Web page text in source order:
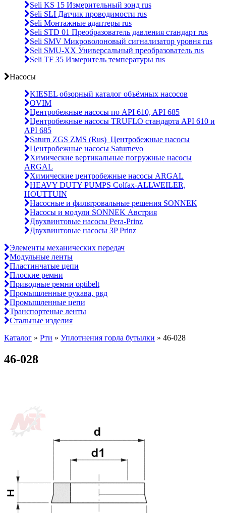
Seli KS 15 Измерительный зонд rus
Seli SLI Датчик проводимости rus
Seli Монтажные адаптеры rus
Seli STD 01 Преобразователь давления стандарт rus
Seli SMV Микроволоновый сигнализатор уровня rus
Seli SMU-ХХ Универсальный преобразователь rus
Seli TF 35 Измеритель температуры rus
Насосы
KIESEL обзорный каталог объёмных насосов
OVIM
Центробежные насосы по API 610, API 685
Центробежные насосы TRUFLO стандарта API 610 и
API 685
Saturn ZGS ZMS (Rus)_Центробежные насосы
Центробежные насосы Saturnevo
Химические вертикальные погружные насосы
ARGAL
Химические центробежные насосы ARGAL
HEAVY DUTY PUMPS Colfax-ALLWEILER,
HOUTTUIN
Насосные и фильтровальные решения SONNEK
Насосы и модули SONNEK Австрия
Двухвинтовые насосы Pera-Prinz
Двухвинтовые насосы 3P Prinz
Элементы механических передач
Модульные ленты
Пластинчатые цепи
Плоские ремни
Приводные ремни optibelt
Промышленные рукава, рвд
Промышленные цепи
Транспортеные ленты
Стальные изделия
Каталог » Рти » Уплотнения горла бутылки » 46-028
46-028